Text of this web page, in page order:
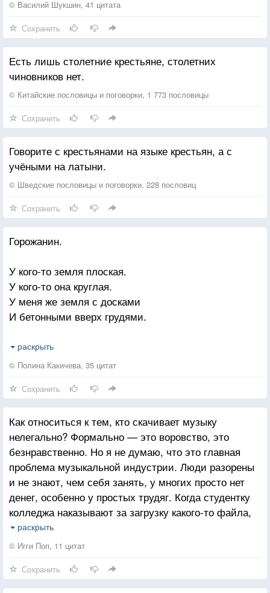
© Василий Шукшин, 41 цитата
Сохранить
Есть лишь столетние крестьяне, столетних
чиновников нет.
© Китайские пословицы и поговорки, 1 773 пословицы
Сохранить
Говорите с крестьянами на языке крестьян, а с
учёными на латыни.
© Шведские пословицы и поговорки, 228 пословиц
Сохранить
Горожанин.
У кого-то земля плоская.
У кого-то она круглая.
У меня же земля с досками
И бетонными вверх грудями.
Да, девица совсем странная,
С первобытным своим норовом.
А для нас со своим городом?
Где-то там по лесам хаживал,
По степям золотым езживал.
Из-под пятки земли глядывал,
Из-под мышки земли нюхивал.
А пришёл и смотрю дурнем я
На „корсет” и „чулки” новые...
-„Здравствуй, детка, любовь моя!”-
...И на „шпильки„ её хипповые.
раскрыть
© Полина Какичева, 35 цитат
Сохранить
Как относиться к тем, кто скачивает музыку
нелегально? Формально — это воровство, это
безнравственно. Но я не думаю, что это главная
проблема музыкальной индустрии. Люди разорены
и не знают, чем себя занять, у многих просто нет
денег, особенно у простых трудяг. Когда студентку
колледжа наказывают за загрузку какого-то файла,
это очень похоже на то, как 200 лет назад крестьян,
охотившихся на кроликов в поместье лорда,
раскрыть
© Игги Поп, 11 цитат
Сохранить